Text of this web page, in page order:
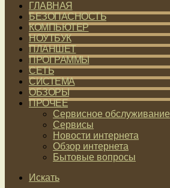
ГЛАВНАЯ
БЕЗОПАСНОСТЬ
КОМПЬЮТЕР
НОУТБУК
ПЛАНШЕТ
ПРОГРАММЫ
СЕТЬ
СИСТЕМА
ОБЗОРЫ
ПРОЧЕЕ
Сервисное обслуживание
Сервисы
Новости интернета
Обзор интернета
Бытовые вопросы
Искать